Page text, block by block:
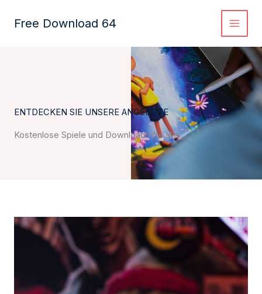
InhaltFree Download 64
ENTDECKEN SIE UNSERE ANGEBOTE
Kostenlose Spiele und Downloads für alle